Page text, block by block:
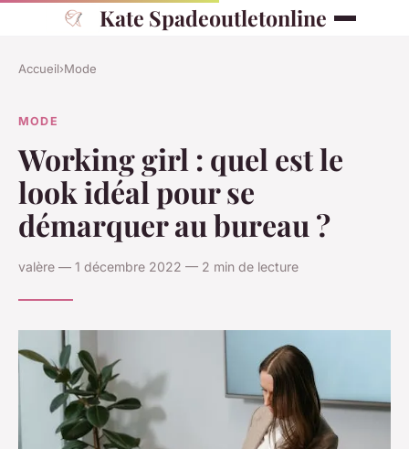
Kate Spadeoutletonline
Accueil›Mode
MODE
Working girl : quel est le
look idéal pour se
démarquer au bureau ?
valère — 1 décembre 2022 — 2 min de lecture